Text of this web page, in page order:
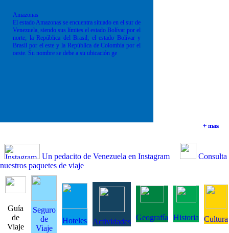
+ mas
+ mas
+ mas
Amazonas
El estado Amazonas se encuentra situado en el sur de
Venezuela, siendo sus límites el estado Bolívar por el
norte; la República del Brasil; el estado Bolívar y
Brasil por el este y la República de Colombia por el
oeste. Su nombre se debe a su ubicación ge
+ mas
Un pedacito de Venezuela en Instagram
Consulta
nuestros paquetes de viaje
Guía
de
Viaje
Seguro
de
Viaje
Hoteles Actividades Geografía Historia Cultura